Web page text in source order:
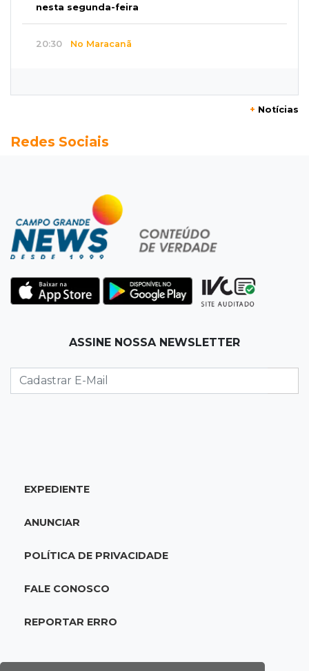
nesta segunda-feira
20:30 No Maracanã
Seleções em MS têm salários de até R$ 8,2 mil;
Jardim Itatiaia
Vigia é amarrado durante roubo de carro e
dois caminhões em pátio
Corinthians vence Bragantino por 2 a 0 e sobe
para 7º no Brasileirão
Na Vila Belmiro
lugar no Brasileirão
18:33Em 2022
adolescente atropelada no Amazonas
18:15 Nubank Parque
Palmeiras e Inter ficam no 0 a 0 pela 22ª
+ Notícias
Redes Sociais
ASSINE NOSSA NEWSLETTER
EXPEDIENTE
ANUNCIAR
POLÍTICA DE PRIVACIDADE
FALE CONOSCO
REPORTAR ERRO